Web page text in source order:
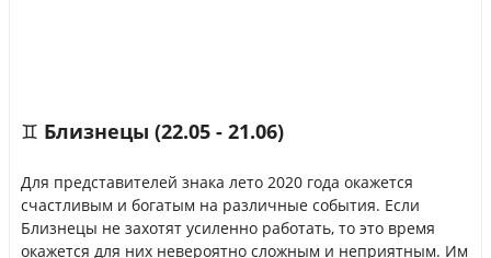
♊ Близнецы (22.05 - 21.06)
Для представителей знака лето 2020 года окажется
счастливым и богатым на различные события. Если
Близнецы не захотят усиленно работать, то это время
окажется для них невероятно сложным и неприятным. Им